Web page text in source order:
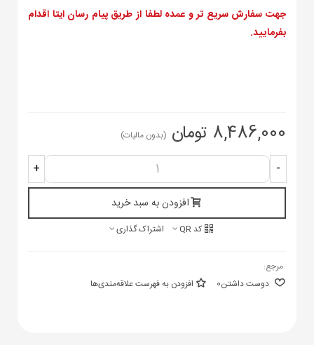
جهت سفارش سریع تر و عمده لطفا از طریق پیام رسان ایتا اقدام
بفرمایید.
8,486,000 تومان (بدون مالیات)
-
+
افزودن به سبد خرید
کد QR اشتراک گذاری
مرجع:
دوست داشتن0 افزودن به فهرست علاقه‌مندی‌ها